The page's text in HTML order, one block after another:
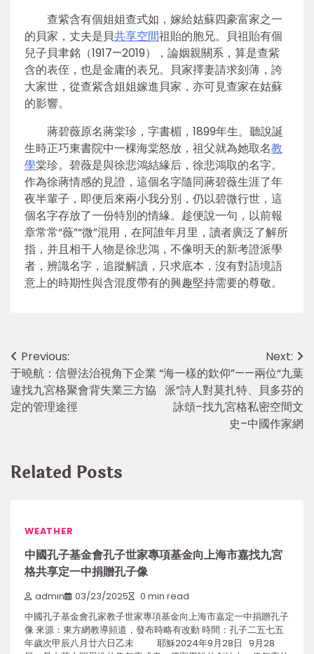
查紫含有個姐姐查式如，嫁給姑蘇四豪富家之一
的貝家，丈夫是貝共享空間祖貽的胞兄。貝祖貽有個
兒子貝聿銘（1917—2019），論姻親關系，算是查紫
含的表侄，也是金庸的表兄。貝家擇妻請求刻薄，誇
大家世，從查紫含姐姐嫁進貝家，亦可見查家在姑蘇
的影響。
蔣碧薇原名蔣棠珍，字書楣，1899年生。聽說誕
生時正巧東書院中一棵海棠怒放，祖父就為她取名教
學棠珍。碧薇是與徐悲鴻結緣后，徐悲鴻取的名字。
作為徐蔣情感的見證，這個名字隨同蔣碧薇生涯了年
夜半輩子，即便后來兩小我分別，仍以碧微行世，這
個名字存放了一份特別的情緣。趁便說一句，以前報
章常常“薇”“微”混用，在阿誰年月里，讀者廣泛了解所
指，并且相干人物是徐悲鴻，不像明天的新考證派學
者，辨識名字，追蹤解讀，只求底本，沒有對語境語
意上的時期性與含混度帶有的興趣堅持需要的尊敬。
Post
navigation
Previous:
于曉航：信譽法治視角下企業
違找九宮格聚會背失業三方協
定的管理途徑
Next:
“海一樣的欽仰”——兩位“九葉
派”詩人對莫扎特、貝多芬的
詠頌–找九宮格私密空間文
史–中國作家網
Related Posts
WEATHER
中國孔子基金會孔子世家專項基金向上海市嘉找九宮
格共享定一中捐贈孔子像
admin 03/23/2025 0 min read
中國孔子基金會孔家教子世家專項基金向上海市嘉定一中捐贈孔子
像 來源：東方網教導頻道，發布時略有改動 時間：孔子二五七五
年歲次甲辰八月廿六日乙未 耶穌2024年9月28日 9月28